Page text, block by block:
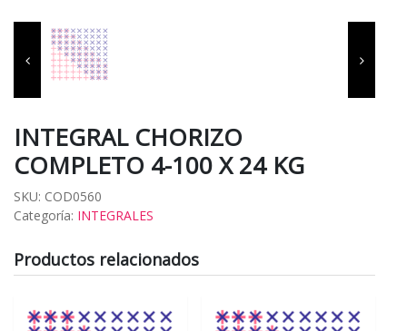
INTEGRAL CHORIZO
COMPLETO 4-100 X 24 KG
SKU: COD0560
Categoría: INTEGRALES
Productos relacionados